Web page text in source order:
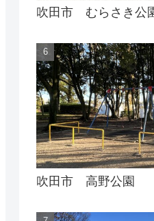
吹田市 むらさき公
吹田市 高野公園